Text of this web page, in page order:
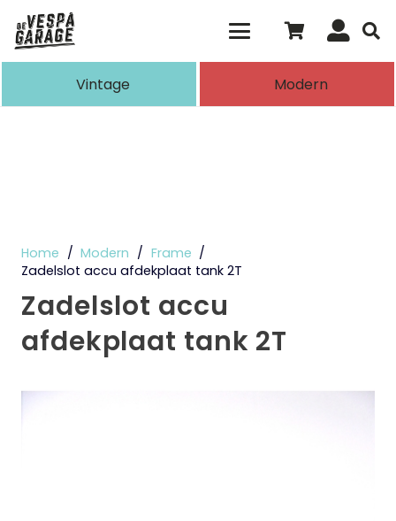
de resultaten voor automatisch
Vintage Modern
Home / Modern / Frame /
Zadelslot accu afdekplaat tank 2T
Zadelslot accu
afdekplaat tank 2T